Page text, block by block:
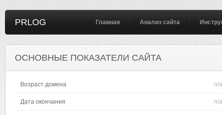
PRLOG Главная Анализ сайта
ОСНОВНЫЕ ПОКАЗАТЕЛИ САЙТА
Возраст домена n/a
Дата окончания n/a